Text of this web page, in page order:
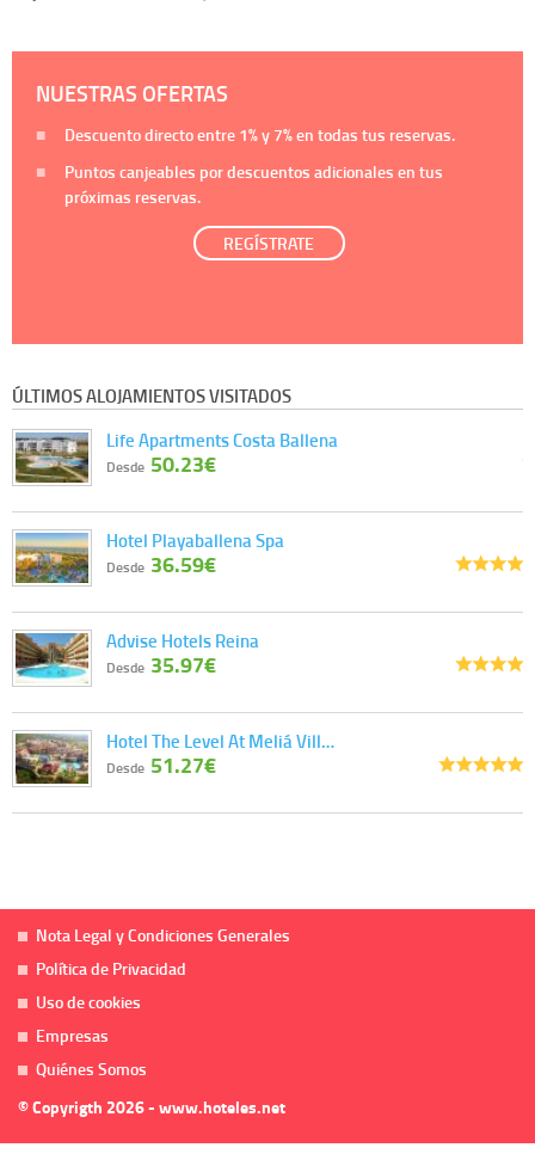
NUESTRAS OFERTAS
Descuento directo entre 1%y 7%en todas tus reservas.
Puntos canjeables por descuentos adicionales en tus
próximas reservas.
REGÍSTRATE
ÚLTIMOS ALOJAMIENTOS VISITADOS
Life Apartments Costa Ballena
Desde 50.23€
Hotel Playaballena Spa
Desde 36.59€
Advise Hotels Reina
Desde 35.97€
Hotel The Level At Meliá Vill…
Desde 51.27€
Nota Legal y Condiciones Generales
Política de Privacidad
Uso de cookies
Empresas
Quiénes Somos
© Copyrigth 2026 - www.hoteles.net